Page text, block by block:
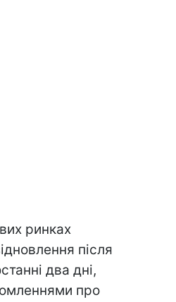
ринках
після
два дні,
про